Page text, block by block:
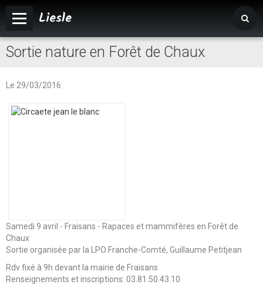
Liesle
Accueil
Vie associative
Sortie nature en Forêt de Chaux
Le 29/03/2016
Samedi 9 avril - Fraisans - Rapaces et mammifères en Forêt de
Chaux
Sortie organisée par la LPO Franche-Comté, Guillaume Petitjean
Rdv fixé à 9h devant la mairie de Fraisans
Renseignements et inscriptions: 03.81.50.43.10